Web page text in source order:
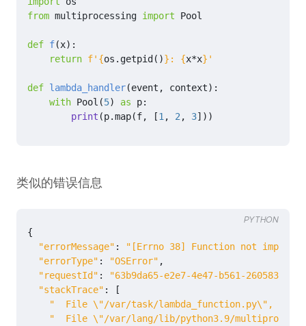
from multiprocessing import Pool
def f(x):
return f' {os . getpid ()} : {x*x} '
def lambda_handler(event , context):
with Pool (5) as p:
print (p.map(f, [1 , 2 , 3]))
类似的错误信息
{
"errorMessage" :
"[Errno 38] Function not
"errorType" : "OSError" ,
"requestId" :
"63b9da65-e2e7-4e47-b561-
"stackTrace" :
[
"  File \"/var/task/lambda_function.py\" , line
"  File \"/var/lang/lib/python3.9/
PYTHON